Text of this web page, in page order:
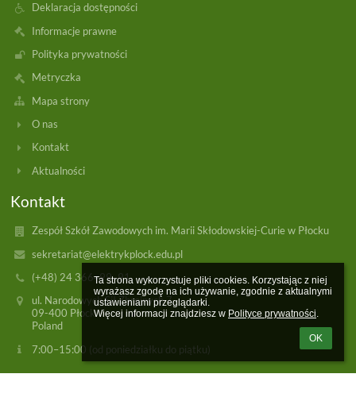
Ta strona wykorzystuje pliki cookies. Korzystając z niej
wyrażasz zgodę na ich używanie, zgodnie z aktualnymi
ustawieniami przeglądarki.
Więcej informacji znajdziesz w Polityce prywatności.
OK
Deklaracja dostępności
Informacje prawne
Polityka prywatności
Metryczka
Mapa strony
O nas
Kontakt
Aktualności
Kontakt
Zespół Szkół Zawodowych im. Marii Skłodowskiej-Curie w Płocku
sekretariat@elektrykplock.edu.pl
(+48) 24 366‒99‒91
ul. Narodowych Sił Zbrojnych 7,
09-400 Płock
Poland
7:00–15:00 (od poniedziałku do piątku)